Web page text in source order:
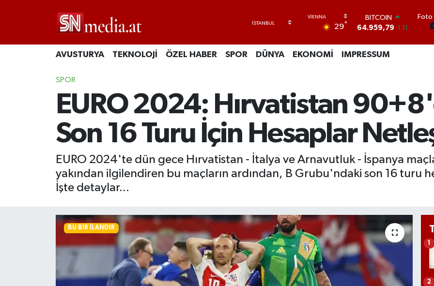
29°
BITCOIN
64.959,79 1.11
EURO
GRAM ALTIN
6660.55
13.779 -14
Foto
AVUSTURYA TEKNOLOJİ ÖZEL HABER SPOR DÜNYA EKONOMİ IMPRESSUM
SPOR
EURO 2024: Hırvatistan
Son 16 Turu İçin Hesaplar
EURO 2024'te dün gece Hırvatistan - İtalya ve Arnavutluk - İspanya
yakından ilgilendiren bu maçların ardından, B Grubu'ndaki son 16 turu
İşte detaylar...
BU BIR İLANDIR
1
2